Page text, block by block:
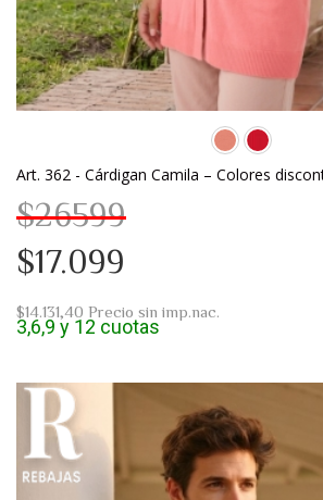
Art. 362 - Cárdigan Camila – Colores
$26599
$17.099
$14.131,40 Precio sin imp.nac.
3,6,9 y 12 cuotas